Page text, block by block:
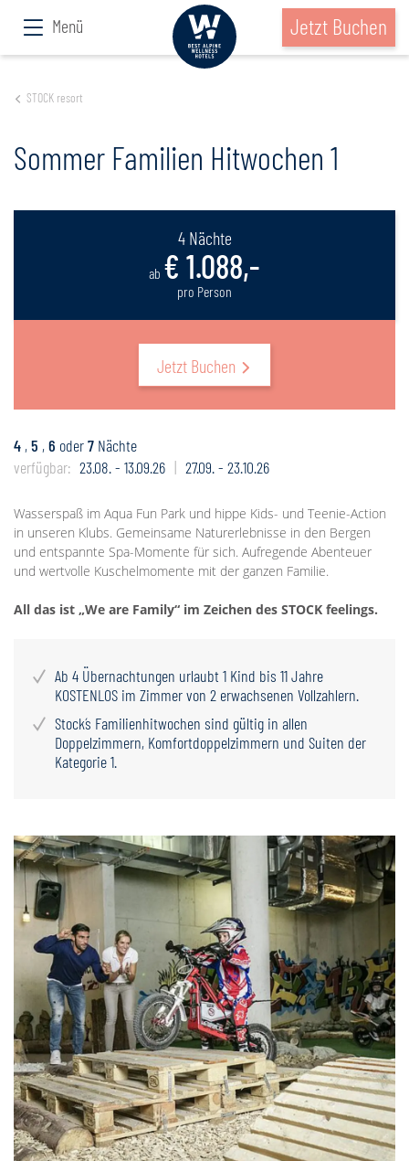
Menü Jetzt Buchen
STOCK resort
Sommer Familien Hitwochen 1
4 Nächte
ab € 1.088,-
pro Person
Jetzt Buchen
4 ,5 ,6 oder7 Nächte
verfügbar: 23.08. - 13.09.26 27.09. - 23.10.26
Wasserspaß im Aqua Fun Park und hippe Kids- und Teenie-Action
in unseren Klubs. Gemeinsame Naturerlebnisse in den Bergen
und entspannte Spa-Momente für sich. Aufregende Abenteuer
und wertvolle Kuschelmomente mit der ganzen Familie.
All das ist „We are Family“ im Zeichen des STOCK feelings.
Ab 4 Übernachtungen urlaubt 1 Kind bis 11 Jahre
KOSTENLOS im Zimmer von 2 erwachsenen Vollzahlern.
Stock´s Familienhitwochen sind gültig in allen
Doppelzimmern, Komfortdoppelzimmern und Suiten der
Kategorie 1.